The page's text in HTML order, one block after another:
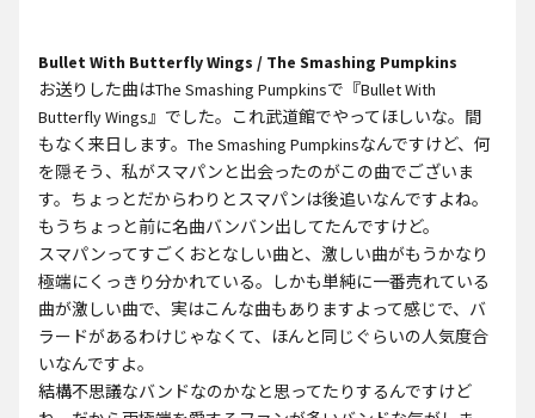
Bullet With Butterfly Wings / The Smashing Pumpkins
お送りした曲はThe Smashing Pumpkinsで『Bullet With
Butterfly Wings』でした。これ武道館でやってほしいな。間
もなく来日します。The Smashing Pumpkinsなんですけど、何
を隠そう、私がスマパンと出会ったのがこの曲でございま
す。ちょっとだからわりとスマパンは後追いなんですよね。
もうちょっと前に名曲バンバン出してたんですけど。
スマパンってすごくおとなしい曲と、激しい曲がもうかなり
極端にくっきり分かれている。しかも単純に一番売れている
曲が激しい曲で、実はこんな曲もありますよって感じで、バ
ラードがあるわけじゃなくて、ほんと同じぐらいの人気度合
いなんですよ。
結構不思議なバンドなのかなと思ってたりするんですけど